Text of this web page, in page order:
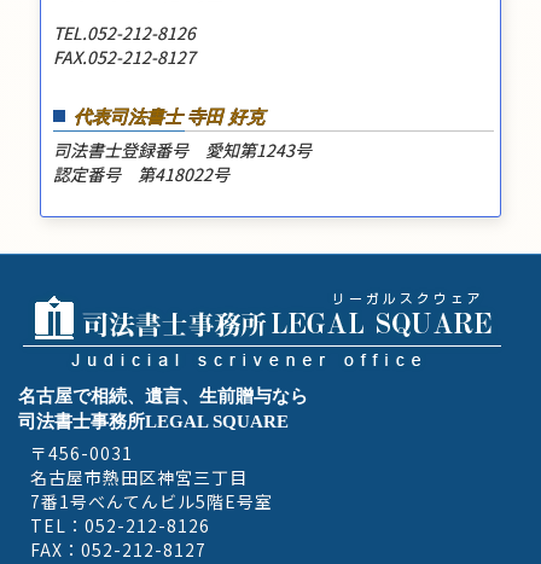
TEL.052-212-8126
FAX.052-212-8127
代表司法書士 寺田 好克
司法書士登録番号 愛知第1243号
認定番号 第418022号
名古屋で相続、遺言、生前贈与なら
司法書士事務所LEGAL SQUARE
〒456-0031
名古屋市熱田区神宮三丁目
7番1号べんてんビル5階E号室
TEL：052-212-8126
FAX：052-212-8127